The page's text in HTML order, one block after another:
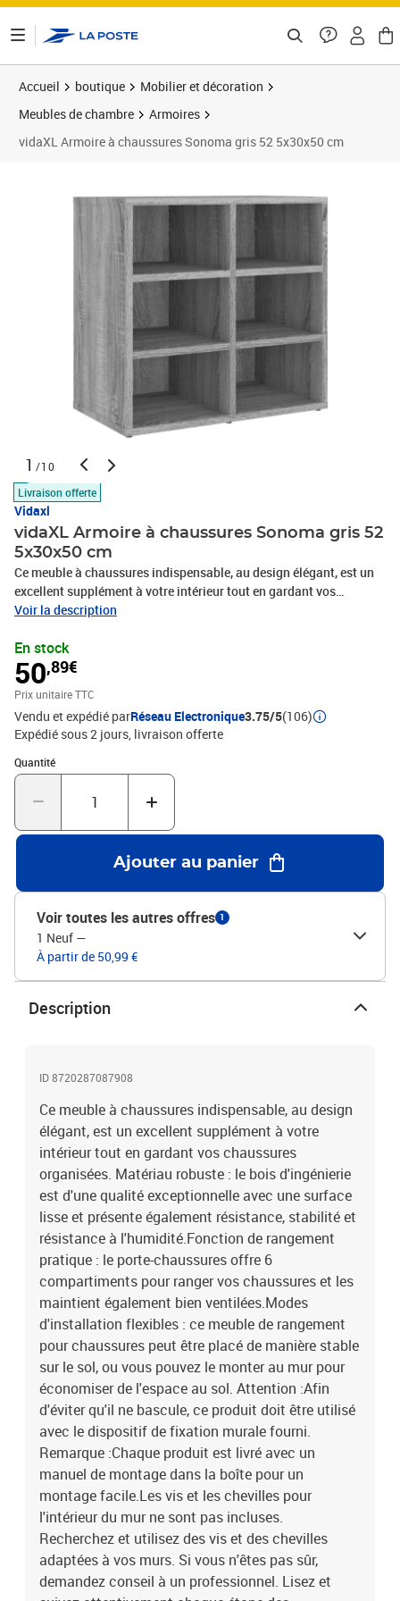
Accueil boutique
Mobilier et décoration
Meubles de chambre
Armoires
vidaXL Armoire à chaussures Sonoma gris 52 5x30x50 cm
1 /10
Livraison offerte
Vidaxl
vidaXL Armoire à chaussures Sonoma gris 52
5x30x50 cm
Ce meuble à chaussures indispensable, au design élégant, est un
excellent supplément à votre intérieur tout en gardant vos
chaussures organisées. Matériau robuste : le bois d'ingénierie est
également résistance, stabilité et résistance à l'humidité.Fonction
de rangement pratique : le porte-chaussures offre 6
compartiments pour ranger vos chaussures et les maintient
également bien ventilées.Modes d'installation flexibles : ce meuble
de rangement pour chaussures peut être placé de manière stable
sur le sol, ou vous pouvez le monter au mur pour économiser de
l'espace au sol. Attention :Afin d'éviter qu'il ne bascule, ce produit
doit être utilisé avec le dispositif de fixation murale fourni.
Remarque :Chaque produit est livré avec un manuel de montage
l'intérieur du mur ne sont pas incluses. Recherchez et utilisez des
vis et des chevilles adaptées à vos murs. Si vous n'êtes pas sûr,
demandez conseil à un professionnel. Lisez et suivez
attentivement chaque étape des instructions.Couleur : sonoma
grisMatériau : bois d'ingénierieDimensions : 52,5 x 30 x 50 cm (l x
P x H)
Voir la description
En stock
50,89€
Prix unitaire TTC
Vendu et expédié parRéseau Electronique3.75/5(106)
Expédié sous 2 jours livraison offerte
Quantité
Quantité : 1
Ajouter au panier
Voir toutes les autres offres 1
1 Neuf —
À partir de 50,99 €
Description
ID 8720287087908
Ce meuble à chaussures indispensable, au design
élégant, est un excellent supplément à votre
intérieur tout en gardant vos chaussures
organisées. Matériau robuste : le bois d'ingénierie
est d'une qualité exceptionnelle avec une surface
lisse et présente également résistance, stabilité et
résistance à l'humidité.Fonction de rangement
pratique : le porte-chaussures offre 6
compartiments pour ranger vos chaussures et les
maintient également bien ventilées.Modes
d'installation flexibles : ce meuble de rangement
pour chaussures peut être placé de manière stable
sur le sol, ou vous pouvez le monter au mur pour
économiser de l'espace au sol. Attention :Afin
d'éviter qu'il ne bascule, ce produit doit être utilisé
avec le dispositif de fixation murale fourni.
Remarque :Chaque produit est livré avec un
manuel de montage dans la boîte pour un
montage facile.Les vis et les chevilles pour
l'intérieur du mur ne sont pas incluses.
Recherchez et utilisez des vis et des chevilles
adaptées à vos murs. Si vous n'êtes pas sûr,
demandez conseil à un professionnel. Lisez et